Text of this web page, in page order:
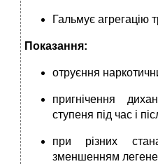
Гальмує агрегацію
Показання:
отруєння
пригнічення
ступеня під час і
при різних
зменшенням